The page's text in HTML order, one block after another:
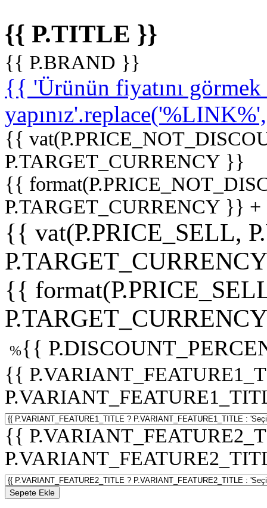
{{ P.TITLE }}
{{ P.BRAND }}
{{ 'Ürünün fiyatını
{{
P.TARGET_CURRENCY }}
{{
P.TARGET_CURRENCY }}
{{ vat(P.PRICE_SELL,
{{
%{{
{{
{{
Sepete Ekle